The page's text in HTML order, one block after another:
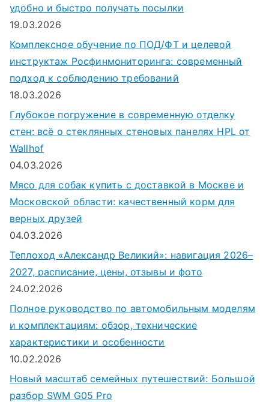
удобно и быстро получать посылки
19.03.2026
Комплексное обучение по ПОД/ФТ и целевой
инструктаж Росфинмониторинга: современный
подход к соблюдению требований
18.03.2026
Глубокое погружение в современную отделку
стен: всё о стеклянных стеновых панелях HPL от
Wallhof
04.03.2026
Мясо для собак купить с доставкой в Москве и
Московской области: качественный корм для
верных друзей
04.03.2026
Теплоход «Александр Великий»: навигация 2026–
2027, расписание, цены, отзывы и фото
24.02.2026
Полное руководство по автомобильным моделям
и комплектациям: обзор, технические
характеристики и особенности
10.02.2026
Новый масштаб семейных путешествий: Большой
разбор SWM G05 Pro